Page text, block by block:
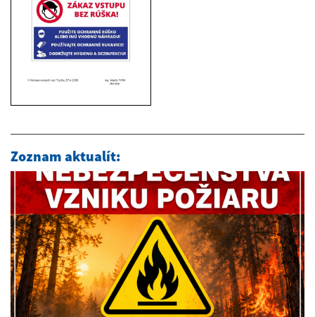
Zoznam aktualít: